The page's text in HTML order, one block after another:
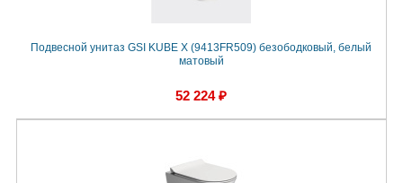
Подвесной унитаз GSI KUBE X (9413FR509) безободковый, белый
матовый
52 224 ₽